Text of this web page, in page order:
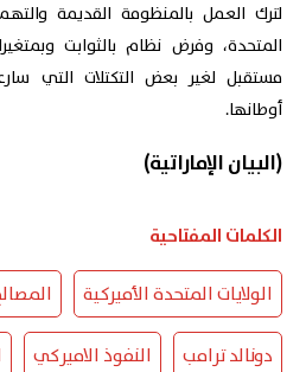
لترك العمل بالمنظومة القديمة
المتحدة، وفرض نظام بالثوابت
مستقبل لغير بعض التكتلات التي
أوطانها.
(البيان الإماراتية)
الكلمات المفتاحية
الولايات المتحدة الأميركية
دونالد ترامب النفوذ الاميركي